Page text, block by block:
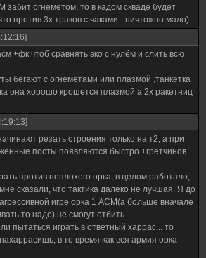
огнемётом, то в кадом скваде будет
против 3х траков с чаками - ничтожно мало).
+фк чтоб сравнять эко с нулём и слить всю
бегают с огнеметами или плазмой ,танкетка
она хорошо крошется плазмой а 2х ракетниц
резать строения только на т2, а при
посты появляются быстро +гретчинов
против неплохого орка, в целом работало,
сказали, что тактика далеко не лучшая. Я до
игре орка 1 АСМ(а больше вначале
то надо) не смогут отбить
пытаться играть в ответный харрас... то
в то время как вся армия орка